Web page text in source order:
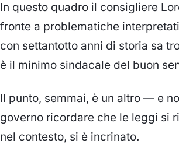
In questo quadro il consigliere
fronte a problematiche
con settantotto anni di storia sa
è il minimo sindacale del buon
Il punto, semmai, è un altro — e
governo ricordare che le leggi si
nel contesto, si è incrinato.